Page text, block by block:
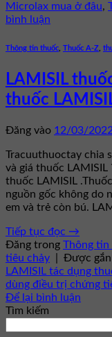
Microlax mua ở đâu,
bình luận
Thông tin thuốc, Thuốc A-Z,
LAMISIL
thuốc
Đăng vào 12/03/2022
Tracuuthuoctay chia
và giá thuốc LAMISIL
thuốc LAMISIL
nguồn gốc không do
em và trẻ còn bú.
Tiếp tục đọc →
Đăng trong Thông tin
tiêu chảy
Được
LAMISIL tác dụng
dùng điều trị chứng
Để lại bình luận
Tìm kiếm